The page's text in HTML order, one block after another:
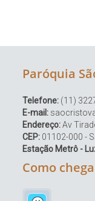
Paróquia
Telefone: (11)
E-mail:
Endereço:Av
CEP: 01102-000 -
Estação Metrô -
Como